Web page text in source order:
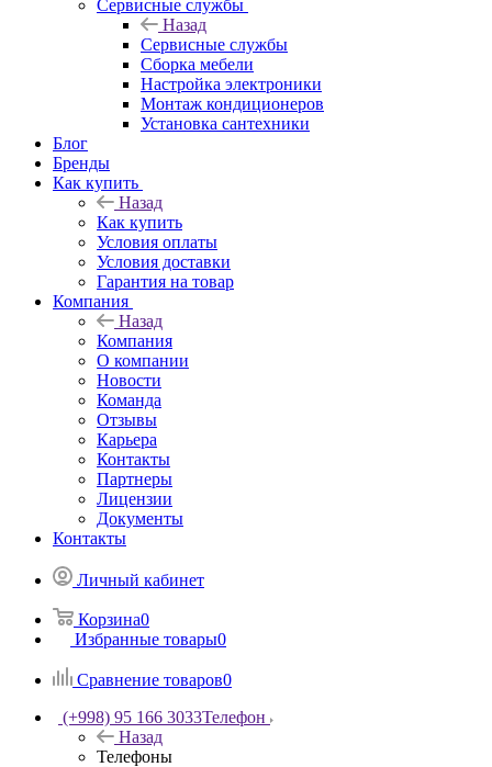
Сервисные службы
Назад
Сервисные службы
Сборка мебели
Настройка электроники
Монтаж кондиционеров
Установка сантехники
Блог
Бренды
Как купить
Назад
Как купить
Условия оплаты
Условия доставки
Гарантия на товар
Компания
Назад
Компания
О компании
Новости
Команда
Отзывы
Карьера
Контакты
Партнеры
Лицензии
Документы
Контакты
Личный кабинет
Корзина0
Избранные товары0
Сравнение товаров0
(+998) 95 166 3033Телефон
Назад
Телефоны